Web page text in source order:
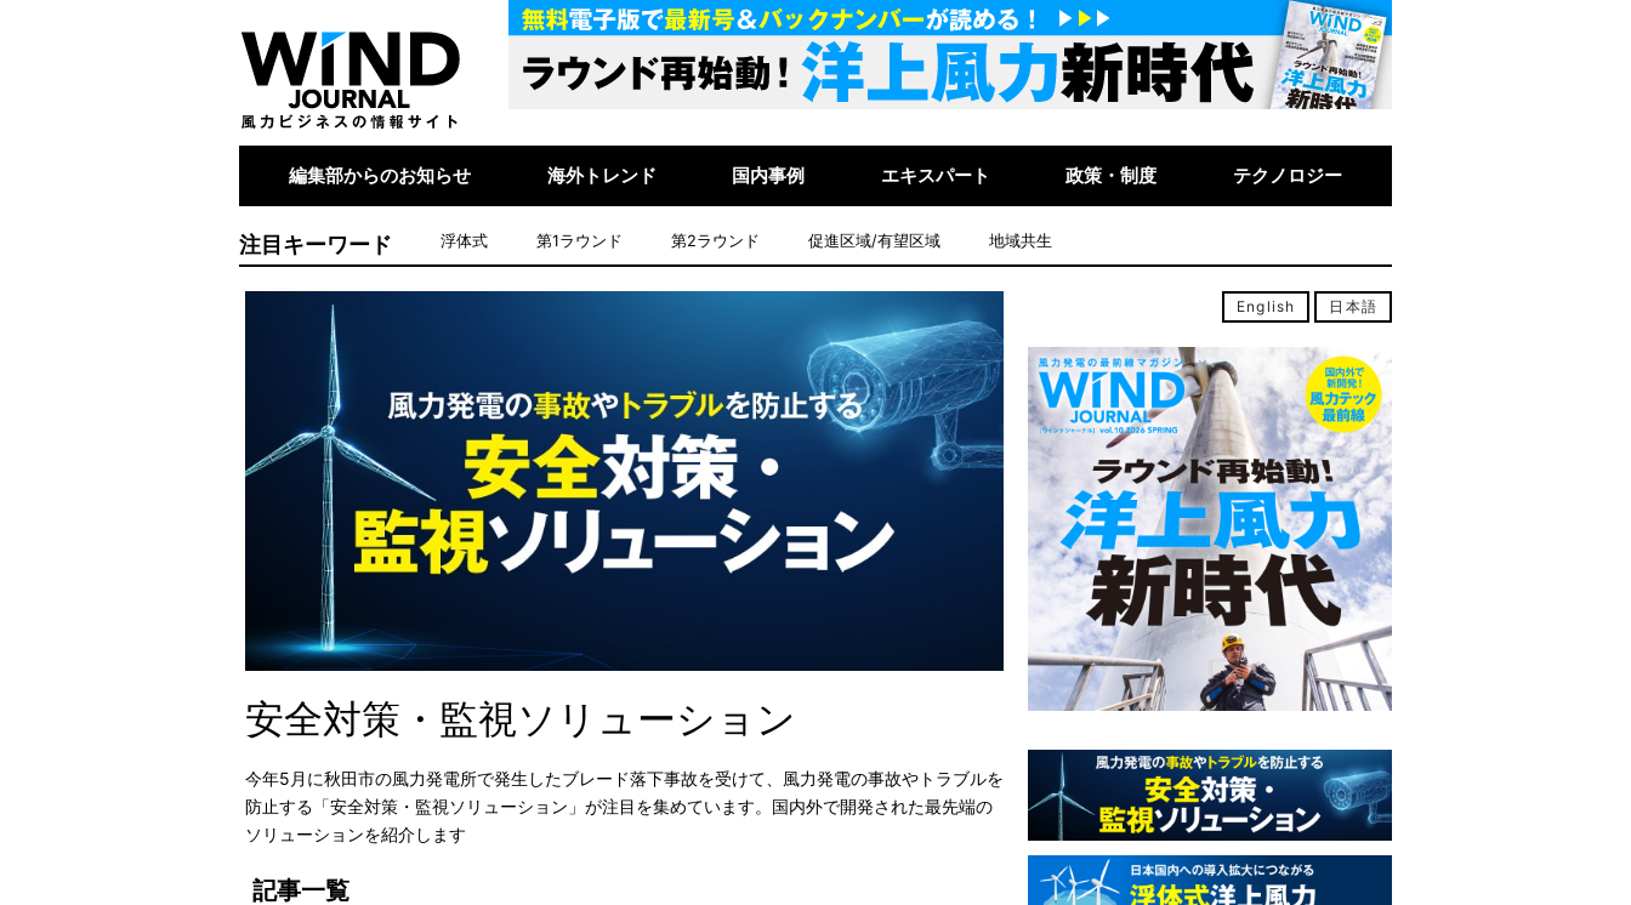
編集部からのお知らせ 海外トレンド 国内事例 エキスパート 政策・制度 テクノロジー
注目キーワード 浮体式 第1ラウンド 第2ラウンド 促進区域/有望区域 地域共生
安全対策・監視ソリューション
今年5月に秋田市の風力発電所で発生したブレード落下事故を受けて、風力発電の事故やトラブルを
防止する「安全対策・監視ソリューション」が注目を集めています。国内外で開発された最先端の
ソリューションを紹介します
記事一覧
English 日本語